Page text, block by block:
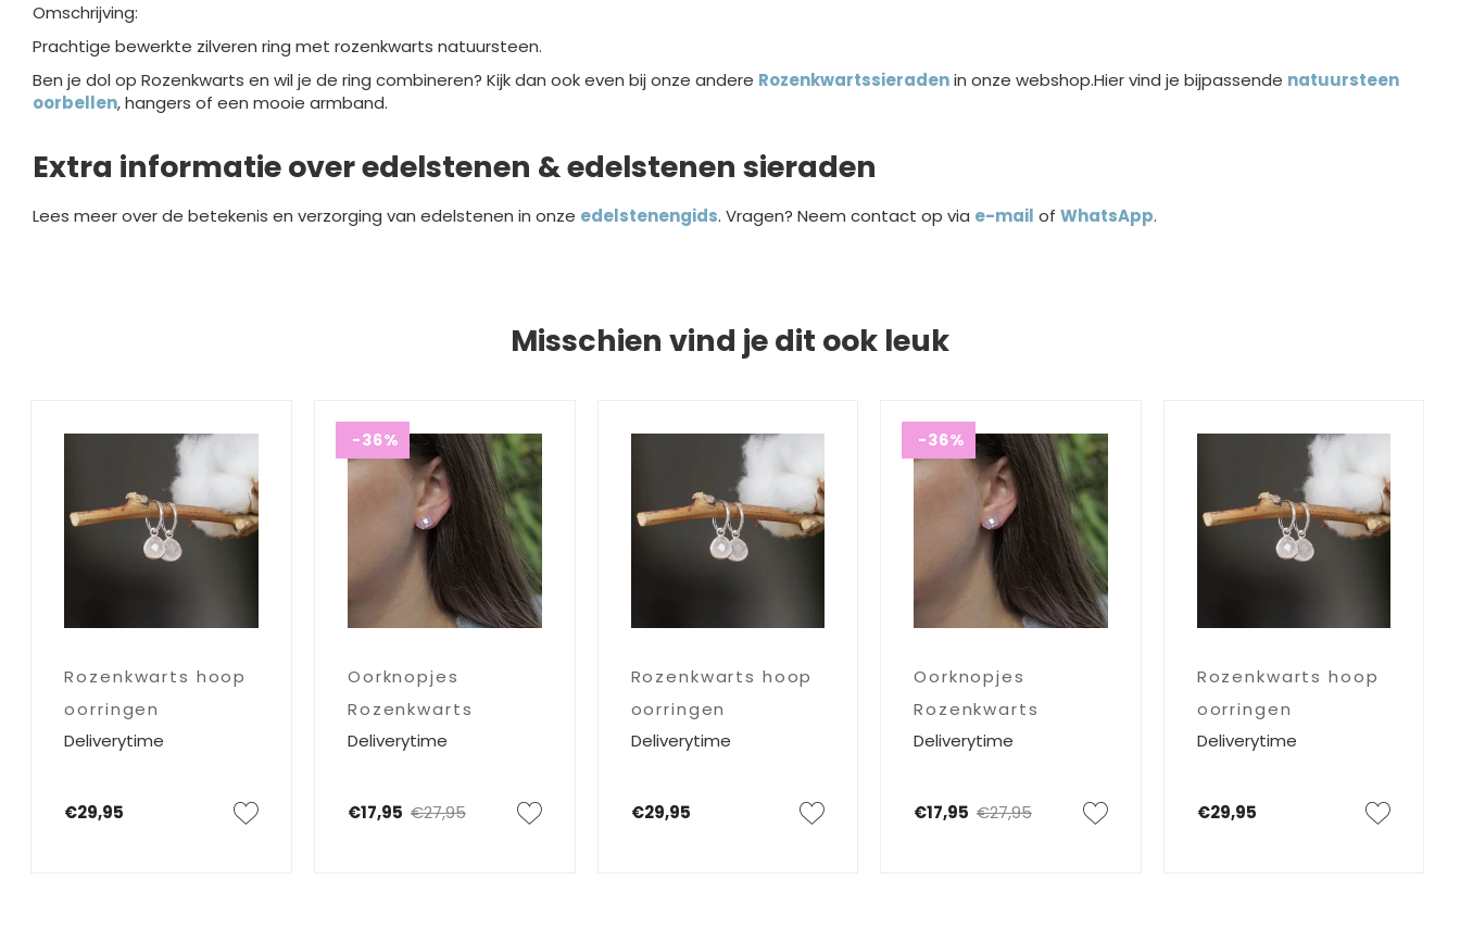
Omschrijving:
Prachtige bewerkte zilveren ring met rozenkwarts natuursteen.
Ben je dol op Rozenkwarts en wil je de ring combineren? Kijk dan ook even bij onze andere Rozenkwartssieradenin onze webshop.Hier vind je bijpassende natuursteen
oorbellen, hangers of een mooie armband.
Extra informatie over edelstenen & edelstenen sieraden
Lees meer over de betekenis en verzorging van edelstenen in onze edelstenengids. Vragen? Neem contact op via e-mail of WhatsApp.
Misschien vind je dit ook leuk
Rozenkwarts hoop
oorringen
Deliverytime
€29,95
-36%
Oorknopjes
Rozenkwarts
dubbeleinder
Deliverytime
€17,95 €27,95
Rozenkwarts hoop
oorringen
Deliverytime
€29,95
-36%
Oorknopjes
Rozenkwarts
dubbeleinder
Deliverytime
€17,95 €27,95
Rozenkwarts hoop
oorringen
Deliverytime
€29,95